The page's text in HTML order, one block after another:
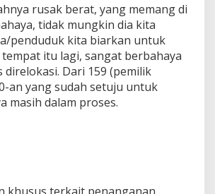
rusak berat, yang memang di
tidak mungkin dia kita
penduduk kita biarkan untuk
itu lagi, sangat berbahaya
Dari 159 (pemilik
an yang sudah setuju untuk
masih dalam proses.
khusus terkait penanganan